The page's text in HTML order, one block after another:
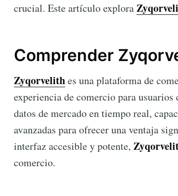
crucial. Este artículo explora
Comprender
Zyqorvelithes una plataforma de
experiencia de comercio para
datos de mercado en tiempo real,
avanzadas para ofrecer una ventaja
interfaz accesible y potente,
comercio.